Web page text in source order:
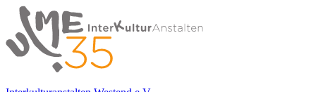
Springe
zum
Inhalt